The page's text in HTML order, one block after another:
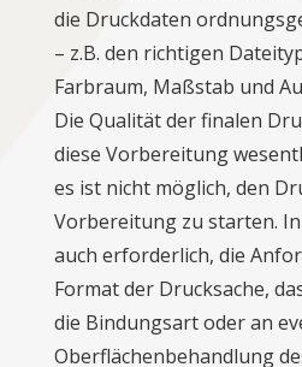
die Druckdaten
– z.B. den richtigen
Farbraum, Maßstab und
Die Qualität der finalen
diese Vorbereitung
es ist nicht möglich, den
Vorbereitung zu starten.
auch erforderlich, die
Format der Drucksache,
die Bindungsart oder an
Oberflächenbehandlung